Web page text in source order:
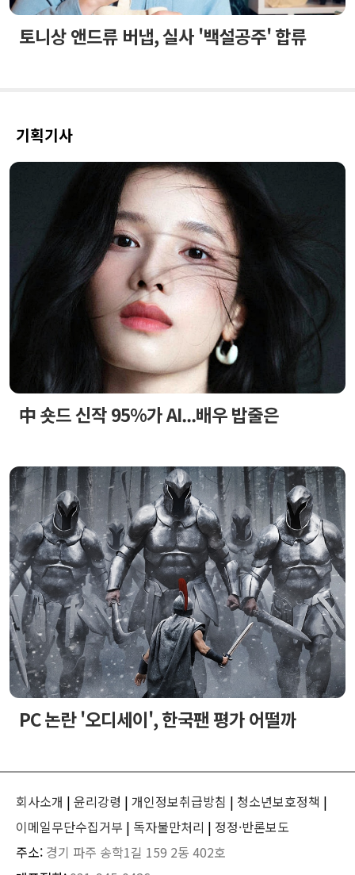
토니상 앤드류 버냅, 실사 '백설공주' 합류
기획기사
中 숏드 신작 95%가 AI...배우 밥줄은
PC 논란 '오디세이', 한국팬 평가 어떨까
회사소개 | 윤리강령 | 개인정보취급방침 | 청소년보호정책 |
이메일무단수집거부 | 독자불만처리 | 정정·반론보도
주소: 경기 파주 송학1길 159 2동 402호